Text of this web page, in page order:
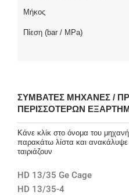
Μήκος
Πίεση (bar / MPa)
ΣΥΜΒΑΤΈΣ ΜΗΧΑΝΈΣ /
ΠΕΡΙΣΣΌΤΕΡΩΝ
Κάνε κλίκ στο όνομα του
παρακάτω λίστα και
ταιριάζουν
HD 13/35 Ge Cage
HD 13/35-4